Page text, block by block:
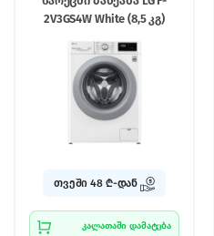
2V3GS4W White (8,5 კგ)
თვეში 48 ₾-დან
კალათაში დამატება